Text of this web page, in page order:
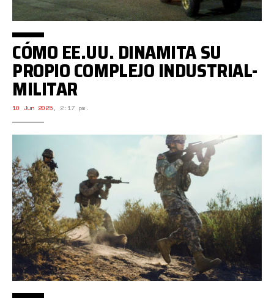
CÓMO EE.UU. DINAMITA SU
PROPIO COMPLEJO INDUSTRIAL-
MILITAR
10 Jun 2025, 2:17 pm.